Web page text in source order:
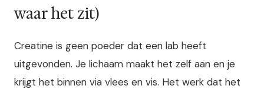
waar het zit)
Creatine is geen poeder dat een lab heeft
uitgevonden. Je lichaam maakt het zelf aan en je
krijgt het binnen via vlees en vis. Het werk dat het